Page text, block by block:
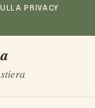
PRIVACY